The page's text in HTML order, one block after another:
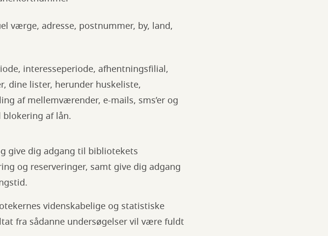
værge, adresse, postnummer, by, land,
interesseperiode, afhentningsfilial,
dine lister, herunder huskeliste,
af mellemværender, e-mails, sms’er og
af lån.
give dig adgang til bibliotekets
og reserveringer, samt give dig adgang
videnskabelige og statistiske
fra sådanne undersøgelser vil være fuldt